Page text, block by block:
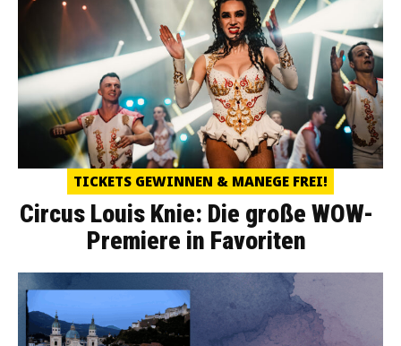
TICKETS GEWINNEN & MANEGE FREI!
Circus Louis Knie: Die große WOW-
Premiere in Favoriten